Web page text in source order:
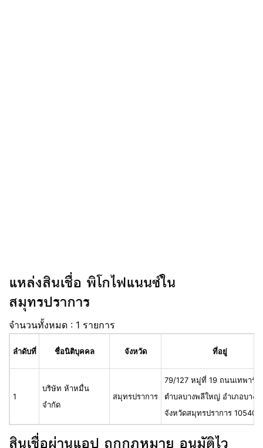
แหล่งสินเชื่อ พิโกไฟแนนซ์ใน
สมุทรปราการ
จำนวนทั้งหมด : 1 รายการ
ลำดับที่ ชื่อนิติบุคคล จังหวัด ที่อยู่
1
บริษัท ห้าหมื่น
จำกัด
สมุทรปราการ
79/127 หมู่ที่ 19 ถนนเทพารัก
ตำบลบางพลีใหญ่ อำเภอบางพ
จังหวัดสมุทรปราการ 10540